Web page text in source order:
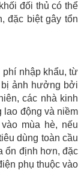
đối thủ có thể
đặc biệt gây tổn
phí nhập khẩu, từ
ảnh hưởng bởi
các nhà kinh
lao động và niềm
mùa hè, nếu
dùng toàn cầu
ổn định hơn, đặc
phụ thuộc vào